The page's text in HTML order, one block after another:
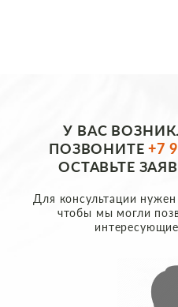
У ВАС
ПОЗВОНИТЕ+7
ОСТАВЬТЕ
Для консультации
чтобы мы могли